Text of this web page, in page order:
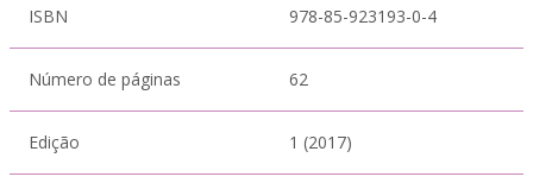
ISBN 978-85-923193-0-4
Número de páginas 62
Edição 1 (2017)